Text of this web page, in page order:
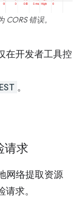
CORS 错误。
在开发者工具控
。
请求
网络提取资源
求。